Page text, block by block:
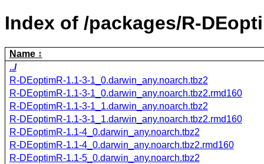
Index of /packages/R-
Name
../
R-DEoptimR-1.1-3-1_0.darwin_any.noarch.tbz2
R-DEoptimR-1.1-3-1_0.darwin_any.noarch.tbz2.rmd160
R-DEoptimR-1.1-3-1_1.darwin_any.noarch.tbz2
R-DEoptimR-1.1-3-1_1.darwin_any.noarch.tbz2.rmd160
R-DEoptimR-1.1-4_0.darwin_any.noarch.tbz2
R-DEoptimR-1.1-4_0.darwin_any.noarch.tbz2.rmd160
R-DEoptimR-1.1-5_0.darwin_any.noarch.tbz2